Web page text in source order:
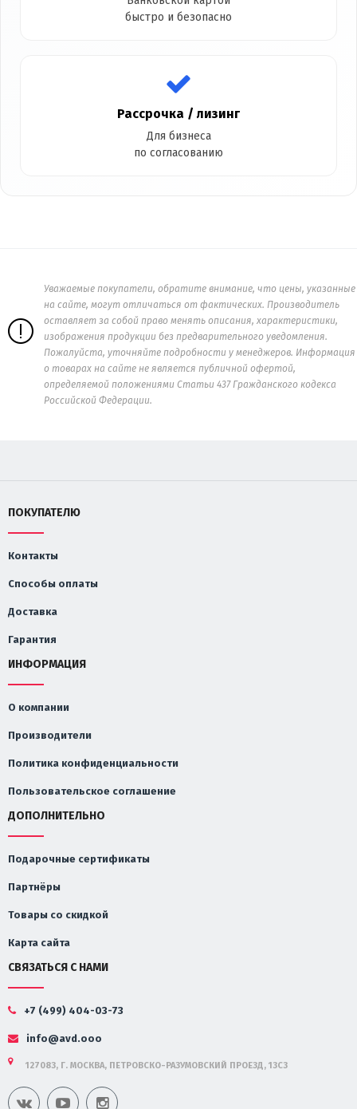
быстро и безопасно
Рассрочка / лизинг
Для бизнеса
по согласованию
Уважаемые покупатели, обратите внимание, что цены, указанные
на сайте, могут отличаться от фактических. Производитель
оставляет за собой право менять описания, характеристики,
изображения продукции без предварительного уведомления.
Пожалуйста, уточняйте подробности у менеджеров. Информация
о товарах на сайте не является публичной офертой,
определяемой положениями Статьи 437 Гражданского кодекса
Российской Федерации.
ПОКУПАТЕЛЮ
Контакты
Способы оплаты
Доставка
Гарантия
ИНФОРМАЦИЯ
О компании
Производители
Политика конфиденциальности
Пользовательское соглашение
ДОПОЛНИТЕЛЬНО
Подарочные сертификаты
Партнёры
Товары со скидкой
Карта сайта
СВЯЗАТЬСЯ С НАМИ
+7 (499) 404-03-73
info@avd.ooo
127083, Г. МОСКВА, ПЕТРОВСКО-РАЗУМОВСКИЙ ПРОЕЗД, 13С3